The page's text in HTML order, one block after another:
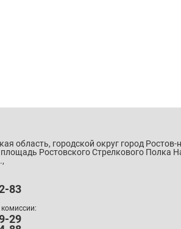
область, городской округ город Ростов-
Ростовского Стрелкового Полка
83
29